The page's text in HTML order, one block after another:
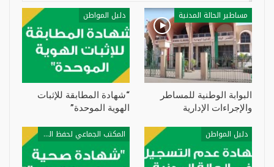
مساطير الحالة المدنية
البوابة الوطنية للمساطر
والإجراءات الإدارية
دليل المواطن
“شهادة المطابقة للإثبات
الهوية الموحدة”
دليل المواطن المكتب الجماعي لحفظ الصحة